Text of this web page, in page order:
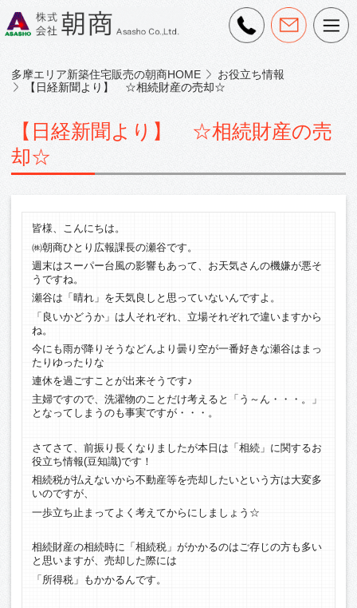
多摩エリア新築住宅販売の朝商HOME
お役立ち情報
【日経新聞より】 ☆相続財産の売却☆
【日経新聞より】 ☆相続財産の売
却☆
皆様、こんにちは。
㈱朝商ひとり広報課長の瀬谷です。
週末はスーパー台風の影響もあって、お天気さんの機嫌が悪そ
うですね。
瀬谷は「晴れ」を天気良しと思っていないんですよ。
「良いかどうか」は人それぞれ、立場それぞれで違いますから
ね。
今にも雨が降りそうなどんより曇り空が一番好きな瀬谷はまっ
たりゆったりな
連休を過ごすことが出来そうです♪
主婦ですので、洗濯物のことだけ考えると「う～ん・・・。」
となってしまうのも事実ですが・・・。
さてさて、前振り長くなりましたが本日は「相続」に関するお
役立ち情報(豆知識)です！
相続税が払えないから不動産等を売却したいという方は大変多
いのですが、
一歩立ち止まってよく考えてからにしましょう☆
相続財産の相続時に「相続税」がかかるのはご存じの方も多い
と思いますが、売却した際には
「所得税」もかかるんです。